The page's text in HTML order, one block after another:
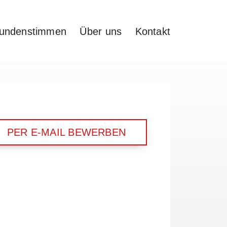
Über uns Kontakt
PER E-MAIL BEWERBEN